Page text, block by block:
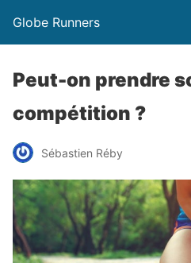
Globe Runners
Peut-on prendre
compétition ?
Sébastien Réby